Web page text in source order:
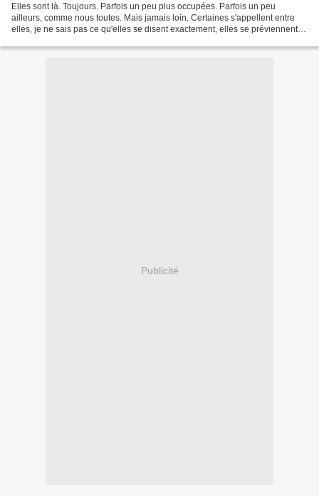
Elles sont là. Toujours. Parfois un peu plus occupées. Parfois un peu
ailleurs, comme nous toutes. Mais jamais loin. Certaines s'appellent entre
elles, je ne sais pas ce qu'elles se disent exactement, elles se préviennent,
Publicité